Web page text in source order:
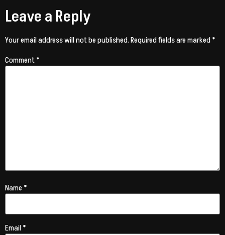
Leave a Reply
Your email address will not be published.Required fields are marked*
Comment*
Name*
Email*